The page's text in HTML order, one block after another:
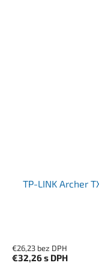
TP-LINK Archer
€26,23 bez DPH
€32,26s DPH